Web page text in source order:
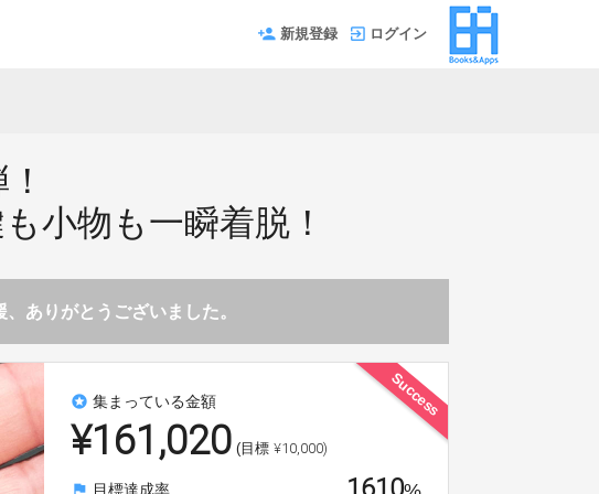
新規登録 ログイン
小物も一瞬着脱！
ありがとうございました。
Success
stars 集まっている金額
¥161,020 (目標 ¥10,000)
flag 目標達成率 1610